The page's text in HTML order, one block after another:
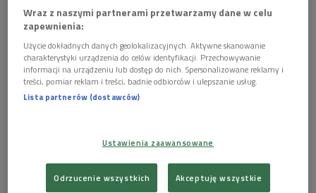
Ponadto zabrzmiało kilka innych nagrań, które stały się
wzorem dla płyt wytwórni Sublime Frequencies. Wisienką na
torcie poniedziałkowej "Nocnej strefy" była premiera
mixtape’u, który przygotował Nicolas Sheikholeslami – muzyk
i producent pochłonięty somalijską muzyką lat 70. i 80, z
którym mieliśmy już okazję spotkać się kilka tygodni temu w
Autor sam zaprosił nas do wysłuchania swojej najnowszej
selekcji, która niebawem ukaże się na kasecie "Au Revoir
Mogadishu Vol. 2".
Wraz z naszymi partnerami przetwarzamy dane w celu
zapewnienia:
Użycie dokładnych danych geolokalizacyjnych. Aktywne skanowanie
charakterystyki urządzenia do celów identyfikacji. Przechowywanie
informacji na urządzeniu lub dostęp do nich. Spersonalizowane reklamy i
treści, pomiar reklam i treści, badnie odbiorców i ulepszanie usług.
Lista partnerów (dostawców)
Ustawienia zaawansowane
Odrzucenie wszystkich Akceptuję wszystkie